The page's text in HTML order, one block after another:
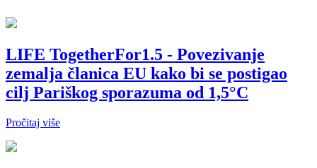
LIFE TogetherFor1.5 - Povezivanje
zemalja članica EU kako bi se postigao
cilj Pariškog sporazuma od 1,5°C
Pročitaj više